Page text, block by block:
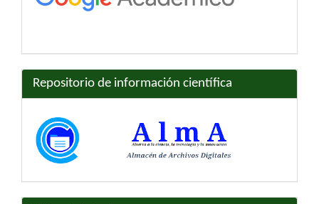
Repositorio de información científica